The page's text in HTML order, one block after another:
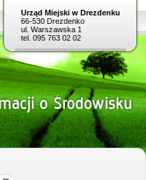
Urząd Miejski w Drezdenku
66-530 Drezdenko
ul. Warszawska 1
tel. 095 763 02 02